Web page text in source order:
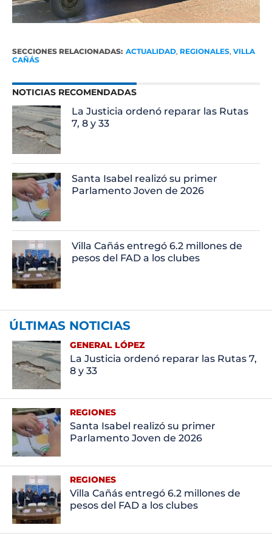
SECCIONES RELACIONADAS: ACTUALIDAD, REGIONALES, VILLA
CAÑÁS
NOTICIAS RECOMENDADAS
La Justicia ordenó reparar las Rutas
7, 8 y 33
Santa Isabel realizó su primer
Parlamento Joven de 2026
Villa Cañás entregó 6.2 millones de
pesos del FAD a los clubes
ÚLTIMAS NOTICIAS
GENERAL LÓPEZ
La Justicia ordenó reparar las Rutas 7,
8 y 33
REGIONES
Santa Isabel realizó su primer
Parlamento Joven de 2026
REGIONES
Villa Cañás entregó 6.2 millones de
pesos del FAD a los clubes